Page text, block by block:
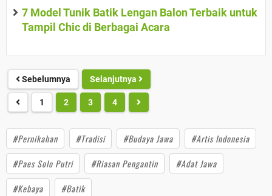
7 Model Tunik Batik Lengan Balon Terbaik untuk
Tampil Chic di Berbagai Acara
Sebelumnya Selanjutnya
1 2 3 4
#Pernikahan #Tradisi #Budaya Jawa
#Artis Indonesia
#Paes Solo Putri
#Riasan Pengantin
#Adat Jawa
#Kebaya
#Batik